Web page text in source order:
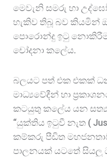
මෙවැනි සමරු හා
හැකිව තිබූ බව කියමින්
පොරොන්දු ඉටු නොකිරීම
චෝදනා කලේය.
බලයට පත් එක එකක්
මාධ්‍යවේදීන් හා
කටයුතු කලේය යන
“යුක්තිය ඉටුවී නැත (
කම්කරු පීඩිත
පාලනයක් යටතේ